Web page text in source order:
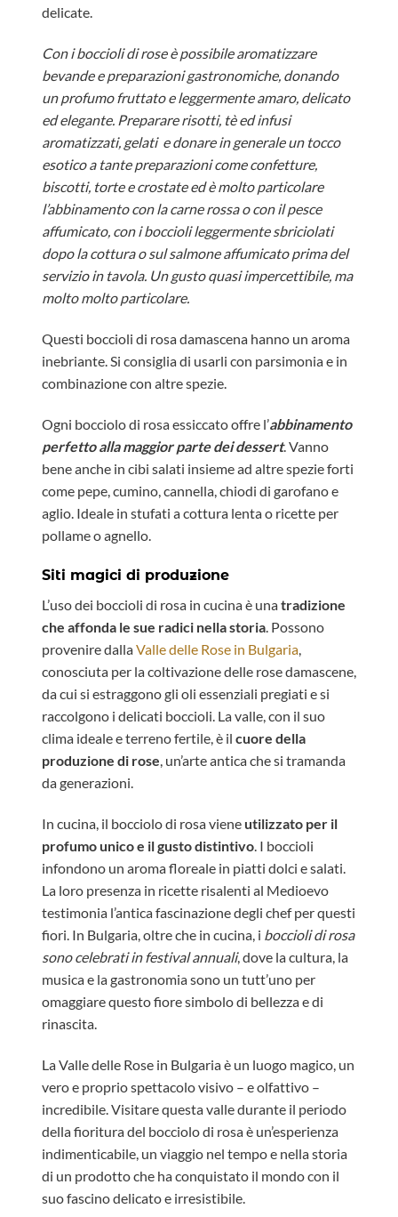
delicate.
Con i boccioli di rose è possibile aromatizzare
bevande e preparazioni gastronomiche, donando
un profumo fruttato e leggermente amaro, delicato
ed elegante. Preparare risotti, tè ed infusi
aromatizzati, gelati e donare in generale un tocco
esotico a tante preparazioni come confetture,
biscotti, torte e crostate ed è molto particolare
l’abbinamento con la carne rossa o con il pesce
affumicato, con i boccioli leggermente sbriciolati
dopo la cottura o sul salmone affumicato prima del
servizio in tavola. Un gusto quasi impercettibile, ma
molto molto particolare.
Questi boccioli di rosa damascena hanno un aroma
inebriante. Si consiglia di usarli con parsimonia e in
combinazione con altre spezie.
Ogni bocciolo di rosa essiccato offre l’abbinamento
perfetto alla maggior parte dei dessert. Vanno
bene anche in cibi salati insieme ad altre spezie forti
come pepe, cumino, cannella, chiodi di garofano e
aglio. Ideale in stufati a cottura lenta o ricette per
pollame o agnello.
Siti magici di produzione
L’uso dei boccioli di rosa in cucina è unatradizione
che affonda le sue radici nella storia. Possono
provenire dallaValle delle Rose in Bulgaria,
conosciuta per la coltivazione delle rose damascene,
da cui si estraggono gli oli essenziali pregiati e si
raccolgono i delicati boccioli. La valle, con il suo
clima ideale e terreno fertile, è il cuore della
produzione di rose, un’arte antica che si tramanda
da generazioni.
In cucina, il bocciolo di rosa viene utilizzato per il
profumo unico e il gusto distintivo. I boccioli
infondono un aroma floreale in piatti dolci e salati.
La loro presenza in ricette risalenti al Medioevo
testimonia l’antica fascinazione degli chef per questi
fiori. In Bulgaria, oltre che in cucina, i boccioli di rosa
sono celebrati in festival annuali, dove la cultura, la
musica e la gastronomia sono un tutt’uno per
omaggiare questo fiore simbolo di bellezza e di
rinascita.
La Valle delle Rose in Bulgaria è un luogo magico, un
vero e proprio spettacolo visivo – e olfattivo –
incredibile. Visitare questa valle durante il periodo
della fioritura del bocciolo di rosa è un’esperienza
indimenticabile, un viaggio nel tempo e nella storia
di un prodotto che ha conquistato il mondo con il
suo fascino delicato e irresistibile.